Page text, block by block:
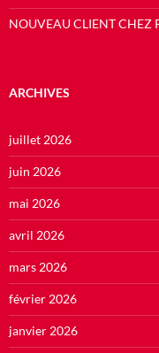
NOUVEAU CLIENT CHEZ
ARCHIVES
juillet 2026
juin 2026
mai 2026
avril 2026
mars 2026
février 2026
janvier 2026